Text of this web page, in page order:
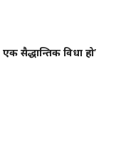
सैद्धान्तिक विधा हो’